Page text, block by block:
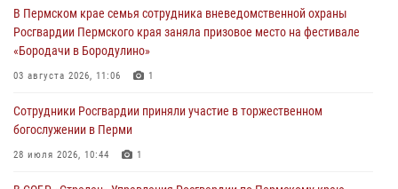
богослужении в Перми
28 июля 2026, 10:44
Росгвардейцы оказали силовую поддержку при задержании
28 июля 2026, 06:15
В Пермском крае семья сотрудника вневедомственной охраны
Росгвардии Пермского края заняла призовое место на фестивале
«Бородачи в Бородулино»
03 августа 2026, 11:06 1
Сотрудники Росгвардии приняли участие в торжественном
богослужении в Перми
28 июля 2026, 10:44 1